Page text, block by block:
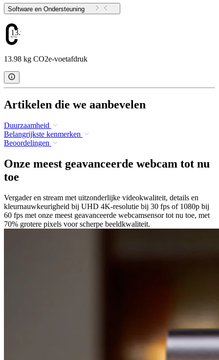
Software en Ondersteuning
13.98
13.98 kg CO2e-voetafdruk
Artikelen die we aanbevelen
Duurzaamheid
Belangrijkste kenmerken
Beoordelingen
Onze meest geavanceerde webcam tot nu
toe
Vergader en stream met uitzonderlijke videokwaliteit, details en
kleurnauwkeurigheid bij UHD 4K-resolutie bij 30 fps of 1080p bij
60 fps met onze meest geavanceerde webcamsensor tot nu toe, met
70% grotere pixels voor scherpe beeldkwaliteit.